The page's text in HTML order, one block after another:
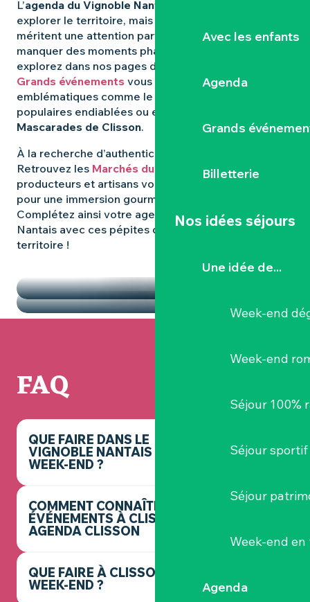
Avec les enfants
Agenda
Grands
Billetterie
Nos idées séjours
Une idée de...
Week-end
Week-end
Séjour 100%
Séjour sportif
Séjour
Week-end
Agenda
L’agenda du Vignoble Nantais
explorer le territoire, mais certaines expériences
méritent une attention particulière. Pour ne rien
manquer des moments phares qui animent la région,
explorez dans nos pages dédiées : les
Grands événements vous révèlent les rendez-vous
emblématiques comme le
populaires endiablées ou encore les mystérieuses
Mascarades de Clisson.
À la recherche d’authenticité et de
Retrouvez les Marchés du Vignoble Nantais, où
producteurs et artisans vous donnent rendez-vous
pour une immersion gourmande et conviviale.
Complétez ainsi votre agenda dans le Vignoble
Nantais avec ces pépites qui font la richesse du
territoire !
LES MARCHÉS
FAQ
QUE FAIRE DANS LE
VIGNOBLE NANTAIS CE
WEEK-END ?
COMMENT CONNAÎTRE LES
ÉVÉNEMENTS À CLISSON ? -
AGENDA CLISSON
QUE FAIRE À CLISSON CE
WEEK-END ?